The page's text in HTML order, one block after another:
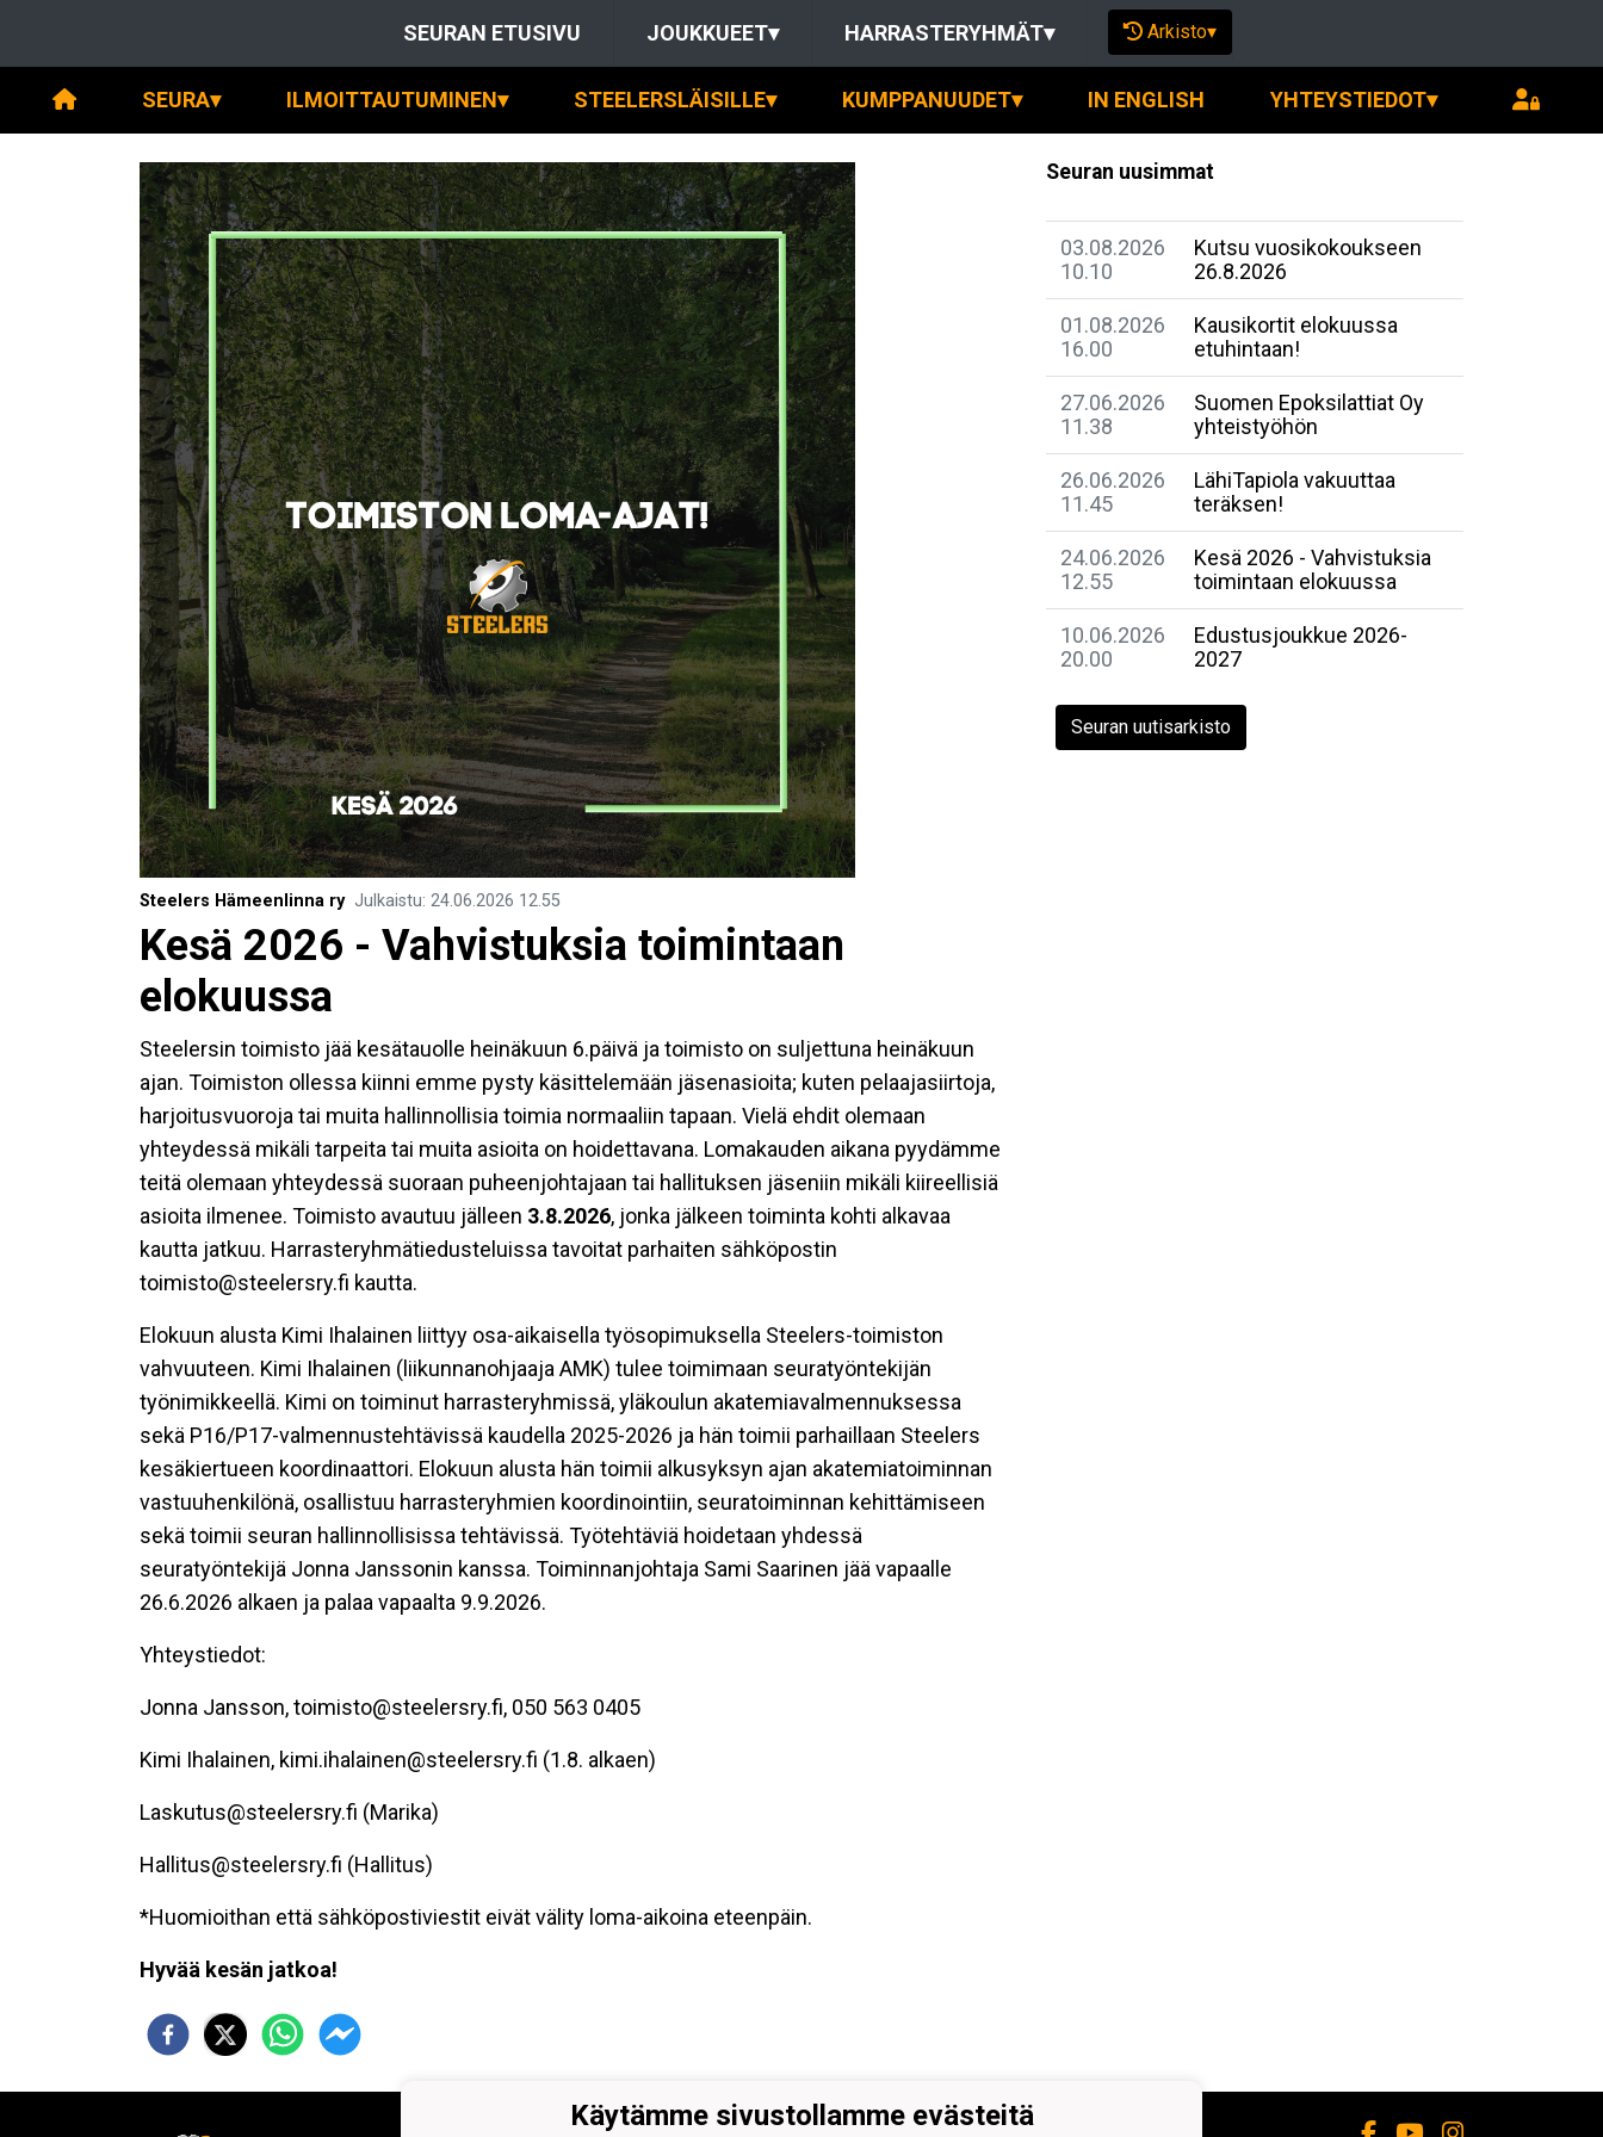
SEURAN ETUSIVU JOUKKUEET▾ HARRASTERYHMÄT▾ Arkisto▾
SEURA▾ ILMOITTAUTUMINEN▾ STEELERSLÄISILLE▾ KUMPPANUUDET▾ IN ENGLISH YHTEYSTIEDOT▾
Steelers Hämeenlinna ry Julkaistu: 24.06.2026 12.55
Kesä 2026 - Vahvistuksia toimintaan
elokuussa
Steelersin toimisto jää kesätauolle heinäkuun 6.päivä ja toimisto on suljettuna heinäkuun
ajan. Toimiston ollessa kiinni emme pysty käsittelemään jäsenasioita; kuten pelaajasiirtoja,
harjoitusvuoroja tai muita hallinnollisia toimia normaaliin tapaan. Vielä ehdit olemaan
yhteydessä mikäli tarpeita tai muita asioita on hoidettavana. Lomakauden aikana pyydämme
teitä olemaan yhteydessä suoraan puheenjohtajaan tai hallituksen jäseniin mikäli kiireellisiä
asioita ilmenee. Toimisto avautuu jälleen 3.8.2026, jonka jälkeen toiminta kohti alkavaa
kautta jatkuu. Harrasteryhmätiedusteluissa tavoitat parhaiten sähköpostin
toimisto@steelersry.fi kautta.
Elokuun alusta Kimi Ihalainen liittyy osa-aikaisella työsopimuksella Steelers-toimiston
vahvuuteen. Kimi Ihalainen (liikunnanohjaaja AMK) tulee toimimaan seuratyöntekijän
työnimikkeellä. Kimi on toiminut harrasteryhmissä, yläkoulun akatemiavalmennuksessa
sekä P16/P17-valmennustehtävissä kaudella 2025-2026 ja hän toimii parhaillaan Steelers
kesäkiertueen koordinaattori. Elokuun alusta hän toimii alkusyksyn ajan akatemiatoiminnan
vastuuhenkilönä, osallistuu harrasteryhmien koordinointiin, seuratoiminnan kehittämiseen
sekä toimii seuran hallinnollisissa tehtävissä. Työtehtäviä hoidetaan yhdessä
seuratyöntekijä Jonna Janssonin kanssa. Toiminnanjohtaja Sami Saarinen jää vapaalle
26.6.2026 alkaen ja palaa vapaalta 9.9.2026.
Yhteystiedot:
Jonna Jansson, toimisto@steelersry.fi, 050 563 0405
Kimi Ihalainen, kimi.ihalainen@steelersry.fi (1.8. alkaen)
Laskutus@steelersry.fi (Marika)
Hallitus@steelersry.fi (Hallitus)
*Huomioithan että sähköpostiviestit eivät välity loma-aikoina eteenpäin.
Hyvää kesän jatkoa!
Seuran uusimmat
03.08.2026
10.10
Kutsu vuosikokoukseen
26.8.2026
01.08.2026
16.00
Kausikortit elokuussa
etuhintaan!
27.06.2026
11.38
Suomen Epoksilattiat Oy
yhteistyöhön
26.06.2026
11.45
LähiTapiola vakuuttaa
teräksen!
24.06.2026
12.55
Kesä 2026 - Vahvistuksia
toimintaan elokuussa
10.06.2026
20.00
Edustusjoukkue 2026-
2027
Seuran uutisarkisto
Steelers Hämeenlinna ry
Käytämme sivustollamme evästeitä